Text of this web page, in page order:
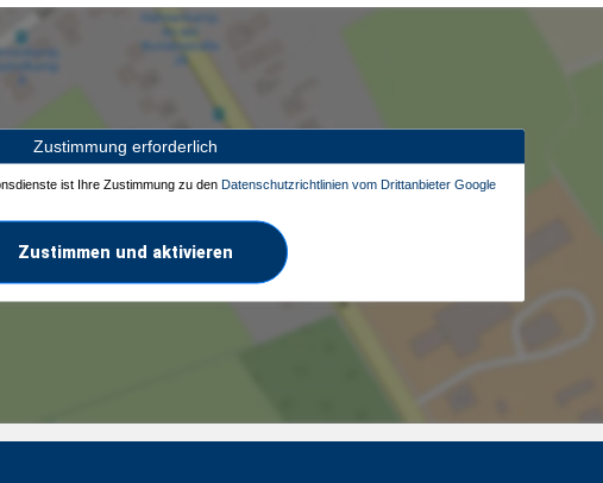
Zustimmung erforderlich
ist Ihre Zustimmung zu den Datenschutzrichtlinien vom Drittanbieter Google
Zustimmen und aktivieren